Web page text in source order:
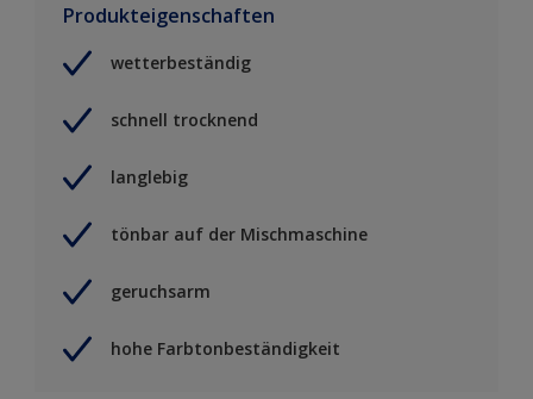
Produkteigenschaften
wetterbeständig
schnell trocknend
langlebig
tönbar auf der Mischmaschine
geruchsarm
hohe Farbtonbeständigkeit